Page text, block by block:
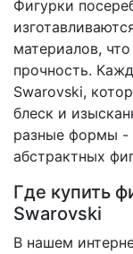
Фигурки
материалов,
прочность.
Swarovski,
блеск и
разные формы -
абстрактных
Где купить
Swarovski
В нашем